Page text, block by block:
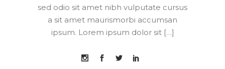
sed odio sit amet nibh vulputate cursus
a sit amet maurismorbi accumsan
ipsum. Lorem ipsum dolor sit […]